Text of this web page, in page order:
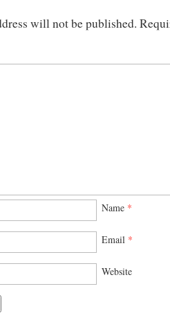
will not be published.
Name *
Email *
Website